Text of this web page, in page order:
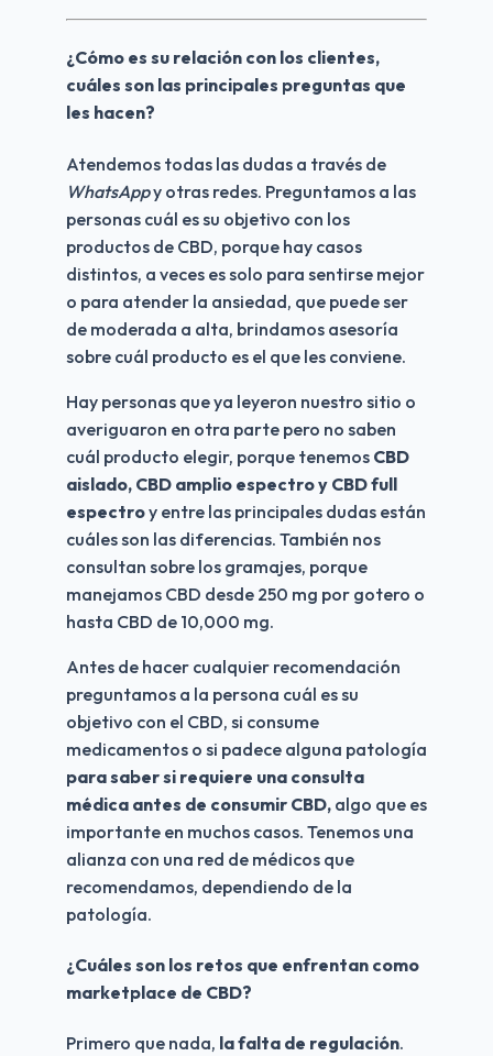
¿Cómo es su relación con los clientes,
cuáles son las principales preguntas que
les hacen?
WhatsApp y otras redes. Preguntamos a las
personas cuál es su objetivo con los
productos de CBD, porque hay casos
distintos, a veces es solo para sentirse mejor
o para atender la ansiedad, que puede ser
de moderada a alta, brindamos asesoría
sobre cuál producto es el que les conviene.
Hay personas que ya leyeron nuestro sitio o
averiguaron en otra parte pero no saben
cuál producto elegir, porque tenemos CBD
aislado, CBD amplio espectro y CBD full
espectro y entre las principales dudas están
cuáles son las diferencias. También nos
consultan sobre los gramajes, porque
manejamos CBD desde 250 mg por gotero o
hasta CBD de 10,000 mg.
Antes de hacer cualquier recomendación
preguntamos a la persona cuál es su
objetivo con el CBD, si consume
para saber si requiere una consulta
médica antes de consumir CBD, algo que es
importante en muchos casos. Tenemos una
alianza con una red de médicos que
recomendamos, dependiendo de la
patología.
¿Cuáles son los retos que enfrentan como
marketplace de CBD?
Primero que nada, la falta de regulación.